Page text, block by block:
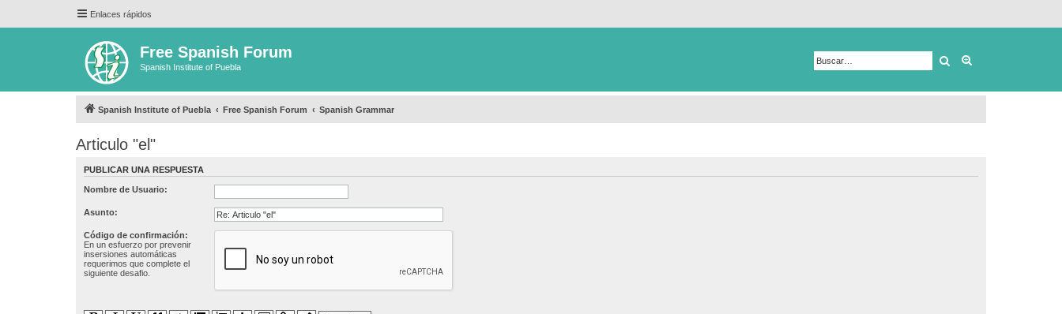
Enlaces rápidos
Free Spanish Forum
Spanish Institute of Puebla Buscar
Spanish Institute of Puebla Free Spanish Forum Spanish Grammar
Articulo "el"
PUBLICAR UNA RESPUESTA
Nombre de Usuario:
Asunto:
Código de confirmación:
En un esfuerzo por prevenir
insersiones automáticas
requerimos que complete el
siguiente desafio.